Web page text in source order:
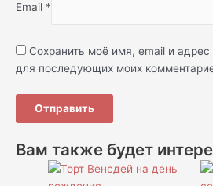
Email *
Сохранить моё имя, email и адрес
для последующих моих
Вам также будет